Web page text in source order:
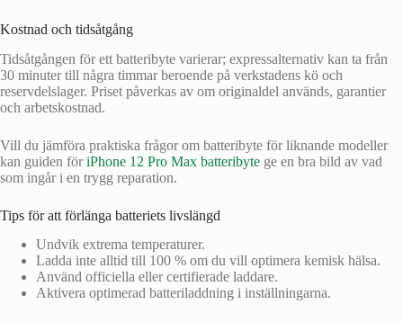
Kostnad och tidsåtgång
Tidsåtgången för ett batteribyte varierar; expressalternativ kan ta från
30 minuter till några timmar beroende på verkstadens kö och
reservdelslager. Priset påverkas av om originaldel används, garantier
och arbetskostnad.
Vill du jämföra praktiska frågor om batteribyte för liknande modeller
kan guiden föriPhone 12 Pro Max batteribyte ge en bra bild av vad
som ingår i en trygg reparation.
Tips för att förlänga batteriets livslängd
Undvik extrema temperaturer.
Ladda inte alltid till 100 % om du vill optimera kemisk hälsa.
Använd officiella eller certifierade laddare.
Aktivera optimerad batteriladdning i inställningarna.